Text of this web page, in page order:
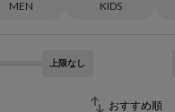
MEN KIDS
上限なし